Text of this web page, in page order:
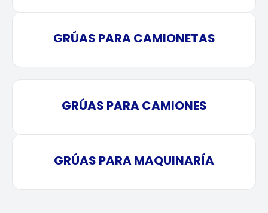
GRÚAS PARA CAMIONETAS
GRÚAS PARA CAMIONES
GRÚAS PARA MAQUINARÍA